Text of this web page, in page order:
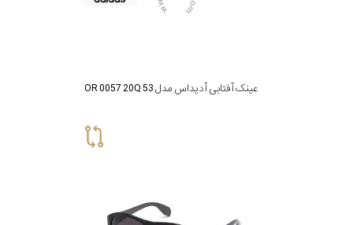
عینک آفتابی آدیداس مدل OR 0057 20Q 53